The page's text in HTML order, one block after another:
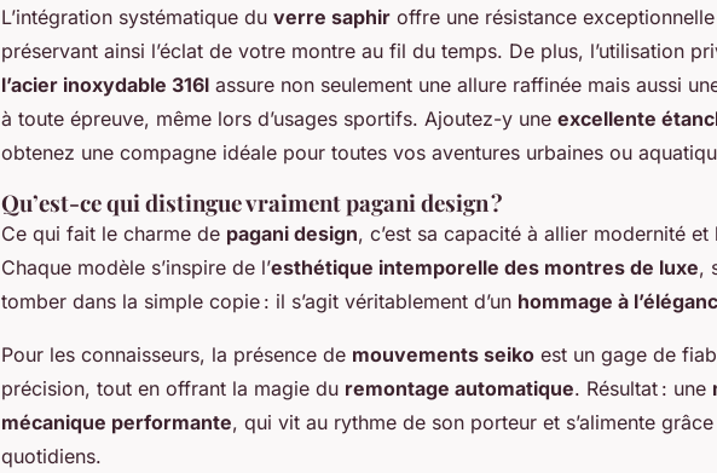
L’intégration systématique du verre saphir offre une résistance
préservant ainsi l’éclat de votre montre au fil du temps. De plus, l’utilisation
l’acier inoxydable 316l assure non seulement une allure raffinée mais aussi
à toute épreuve, même lors d’usages sportifs. Ajoutez-y une excellente
obtenez une compagne idéale pour toutes vos aventures urbaines ou
Qu’est-ce qui distingue vraiment pagani design ?
Ce qui fait le charme de pagani design, c’est sa capacité à allier modernité et
Chaque modèle s’inspire de l’esthétique intemporelle des montres de luxe,
tomber dans la simple copie : il s’agit véritablement d’un hommage à
Pour les connaisseurs, la présence de mouvements seiko est un gage de
précision, tout en offrant la magie du remontage automatique. Résultat : une
mécanique performante, qui vit au rythme de son porteur et s’alimente
quotidiens.